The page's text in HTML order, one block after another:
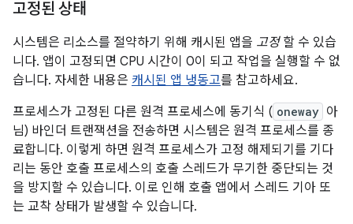
고정된 상태
시스템은 리소스를 절약하기 위해 캐시된 앱을 고정할 수 있습
니다. 앱이 고정되면 CPU 시간이 0이 되고 작업을 실행할 수 없
습니다. 자세한 내용은 캐시된 앱 냉동고를 참고하세요.
프로세스가 고정된 다른 원격 프로세스에 동기식 ( oneway 아
님) 바인더 트랜잭션을 전송하면 시스템은 원격 프로세스를 종
료합니다. 이렇게 하면 원격 프로세스가 고정 해제되기를 기다
리는 동안 호출 프로세스의 호출 스레드가 무기한 중단되는 것
을 방지할 수 있습니다. 이로 인해 호출 앱에서 스레드 기아 또
는 교착 상태가 발생할 수 있습니다.